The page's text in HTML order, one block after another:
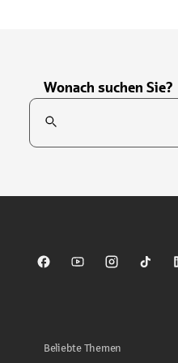
Wonach suchen Sie?
Suchfeld
Sparkasse auf Facebook
Sparkasse auf
Sparkasse
Beliebte Themen